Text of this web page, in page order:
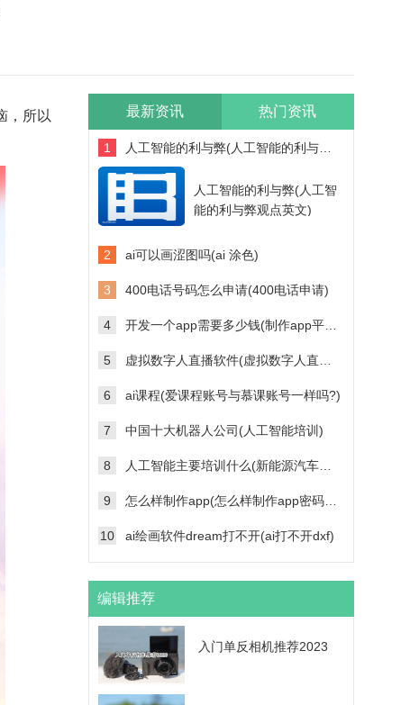
，所以
最新资讯 热门资讯
1
人工智能的利与弊(人工智
能的利与弊观点英文)
2 ai可以画涩图吗(ai 涂色)
3 400电话号码怎么申请(400电话申请)
4
5
6 ai课程(爱课程账号与慕课账号一样吗?)
7 中国十大机器人公司(人工智能培训)
8
9
10 ai绘画软件dream打不开(ai打不开dxf)
编辑推荐
入门单反相机推荐2023